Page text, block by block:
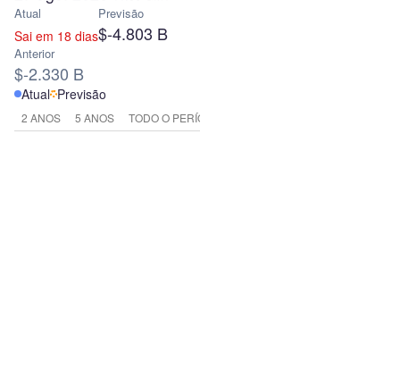
Atual
Sai em 18 dias
Previsão
$-4.803 B
Anterior
$-2.330 B
Atual Previsão
2 ANOS 5 ANOS TODO O PERÍODO